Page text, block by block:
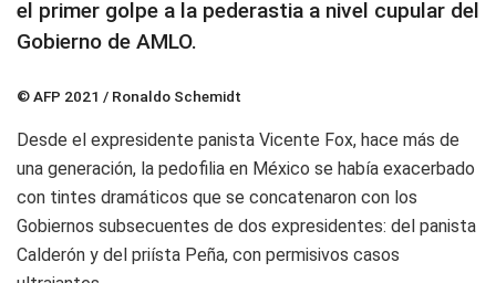
el primer golpe a la pederastia a nivel cupular del
Gobierno de AMLO.
© AFP 2021 / Ronaldo Schemidt
Desde el expresidente panista Vicente Fox, hace más de
una generación, la pedofilia en México se había exacerbado
con tintes dramáticos que se concatenaron con los
Gobiernos subsecuentes de dos expresidentes: del panista
Calderón y del priísta Peña, con permisivos casos